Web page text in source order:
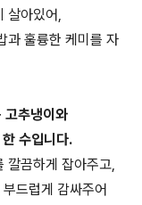
살아있어,
과 훌륭한 케미를 자
고추냉이와
수입니다.
깔끔하게 잡아주고,
드럽게 감싸주어